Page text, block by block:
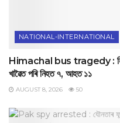
NATIONAL-INTERNATIONAL
Himachal bus tragedy :
খাৱৈত পৰি নিহত ৭, আহত ১১
AUGUST 8, 2026 50